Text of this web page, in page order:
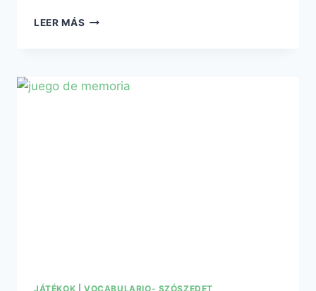
LEER MÁS JUEGO
FIGURAS
DE
JÁTÉKOK VOCABULARIO- SZÓSZEDET